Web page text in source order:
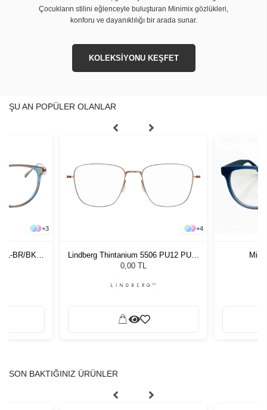
Çocukların stilini eğlenceyle buluşturan Minimix gözlükleri,
konforu ve dayanıklılığı bir arada sunar.
KOLEKSİYONU KEŞFET
ŞU AN POPÜLER OLANLAR
+3
BR/BK
+4
Lindberg Thintanium 5506 PU12 PU12
51 140
0,00 TL
SON BAKTIĞINIZ ÜRÜNLER